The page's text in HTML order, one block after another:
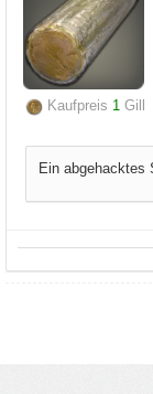
Kaufpreis 1 Gill
Ein abgehacktes